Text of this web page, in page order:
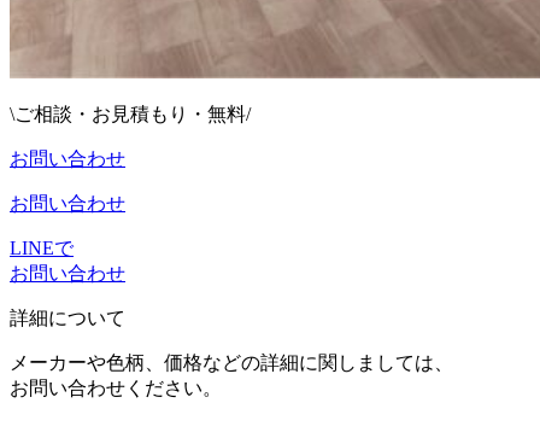
\ご相談・お見積もり・無料/
お問い合わせ
お問い合わせ
LINEで
お問い合わせ
詳細について
メーカーや色柄、価格などの詳細に関しましては、
お問い合わせください。